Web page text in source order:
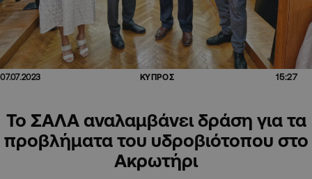
07.07.2023 ΚΥΠΡΟΣ 15:27
Το ΣΑΛΑ αναλαμβάνει δράση για τα
προβλήματα του υδροβιότοπου στο
Ακρωτήρι